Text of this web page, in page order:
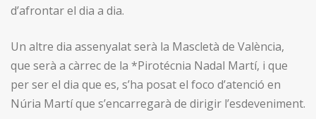
d’afrontar el dia a dia.
Un altre dia assenyalat serà la Mascletà de València,
que serà a càrrec de la *Pirotécnia Nadal Martí, i que
per ser el dia que es, s’ha posat el foco d’atenció en
Núria Martí que s’encarregarà de dirigir l’esdeveniment.